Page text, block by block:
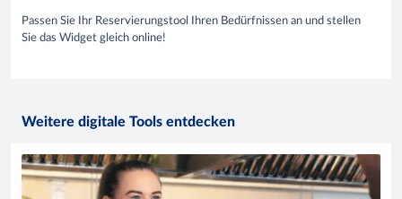
Passen Sie Ihr Reservierungstool Ihren Bedürfnissen an und stellen
Sie das Widget gleich online!
Weitere digitale Tools entdecken